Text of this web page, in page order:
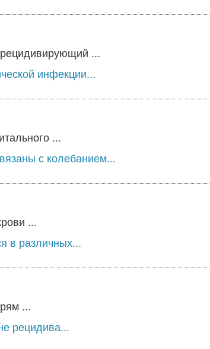
...
инфекции...
...
с колебанием...
...
в различных...
...
рецидива...